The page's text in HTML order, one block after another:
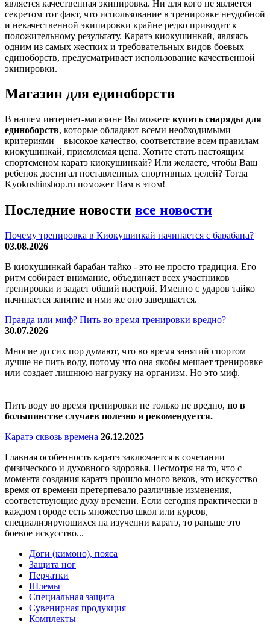
является качественная экипировка. Ни для кого не является
секретом тот факт, что использование в тренировке неудобной
и некачественной экипировки крайне редко приводит к
положительному результату. Каратэ киокушинкай, являясь
одним из самых жестких и требовательных видов боевых
единоборств, предусматривает использование качественной
экипировки.
Магазин для единоборств
В нашем интернет-магазине Вы можете купить снаряды для
единоборств, которые обладают всеми необходимыми
критериями – высокое качество, соответствие всем правилам
киокушинкай, приемлемая цена. Хотите стать настоящим
спортсменом каратэ киокушинкай? Или желаете, чтобы Ваш
ребенок достигал поставленных спортивных целей? Тогда
Kyokushinshop.ru поможет Вам в этом!
Последние новости все новости
Почему тренировка в Киокушинкай начинается с барабана?
03.08.2026
В киокушинкай барабан тайко - это не просто традиция. Его
ритм собирает внимание, объединяет всех участников
тренировки и задает общий настрой. Именно с ударов тайко
начинается занятие и ими же оно завершается.
Правда или миф? Пить во время тренировки вредно?
30.07.2026
Многие до сих пор думают, что во время занятий спортом
лучше не пить воду, потому что она якобы мешает тренировке
или создает лишнюю нагрузку на организм. Но это миф.
Пить воду во время тренировки не только не вредно, но в
большинстве случаев полезно и рекомендуется.
Каратэ сквозь времена 26.12.2025
Главная особенность каратэ заключается в сочетании
физического и духовного здоровья. Несмотря на то, что с
момента создания каратэ прошло много веков, это искусство
время от времени претерпевало различные изменения,
соответствующие духу времени. Если сегодня практически в
каждом городе есть множество школ или курсов,
специализирующихся на изучении каратэ, то раньше это
боевое искусство...
Доги (кимоно), пояса
Защита ног
Перчатки
Шлемы
Специальная защита
Сувенирная продукция
Комплекты